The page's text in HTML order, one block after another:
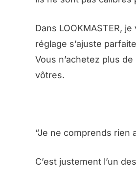
Dans LOOKMASTER,
réglage s’ajuste
Vous n’achetez plus
vôtres.
“Je ne comprends rien
C’est justement l’un